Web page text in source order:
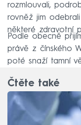
rozmlouvali,
rovněž jim
některé zdravotní
Podle obecně
právě z čínského
poté snaží tamní
Čtěte také